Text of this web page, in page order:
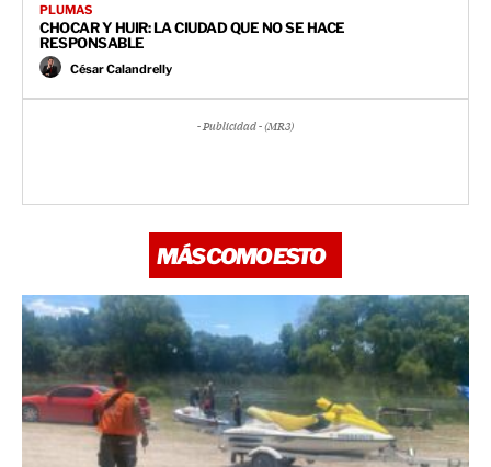
PLUMAS
CHOCAR Y HUIR: LA CIUDAD QUE NO SE HACE
RESPONSABLE
César Calandrelly
- Publicidad - (MR3)
MÁS COMO ESTO